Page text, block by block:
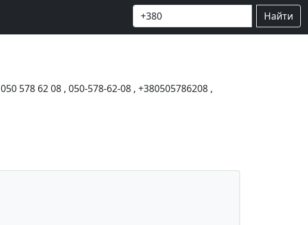
Найти
050 578 62 08 , 050-578-62-08 , +380505786208 ,